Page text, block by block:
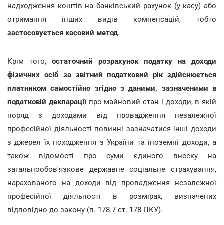
надходження коштів на банківський рахунок (у касу) або
отримання інших видів компенсацій, тобто
застосовується касовий метод.
Крім того, остаточний розрахунок податку на доходи
фізичних осіб за звітний податковий рік здійснюється
платником самостійно згідно з даними, зазначеними в
податковій декларації про майновий стан і доходи, в якій
поряд з доходами від провадження незалежної
професійної діяльності повинні зазначатися інші доходи
з джерел їх походження з України та іноземні доходи, а
також відомості про суми єдиного внеску на
загальнообов'язкове державне соціальне страхування,
нарахованого на доходи від провадження незалежної
професійної діяльності в розмірах, визначених
відповідно до закону (п. 178.7 ст. 178 ПКУ).